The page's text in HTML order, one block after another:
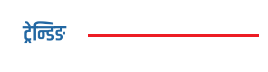
ट्रेन्डिङ